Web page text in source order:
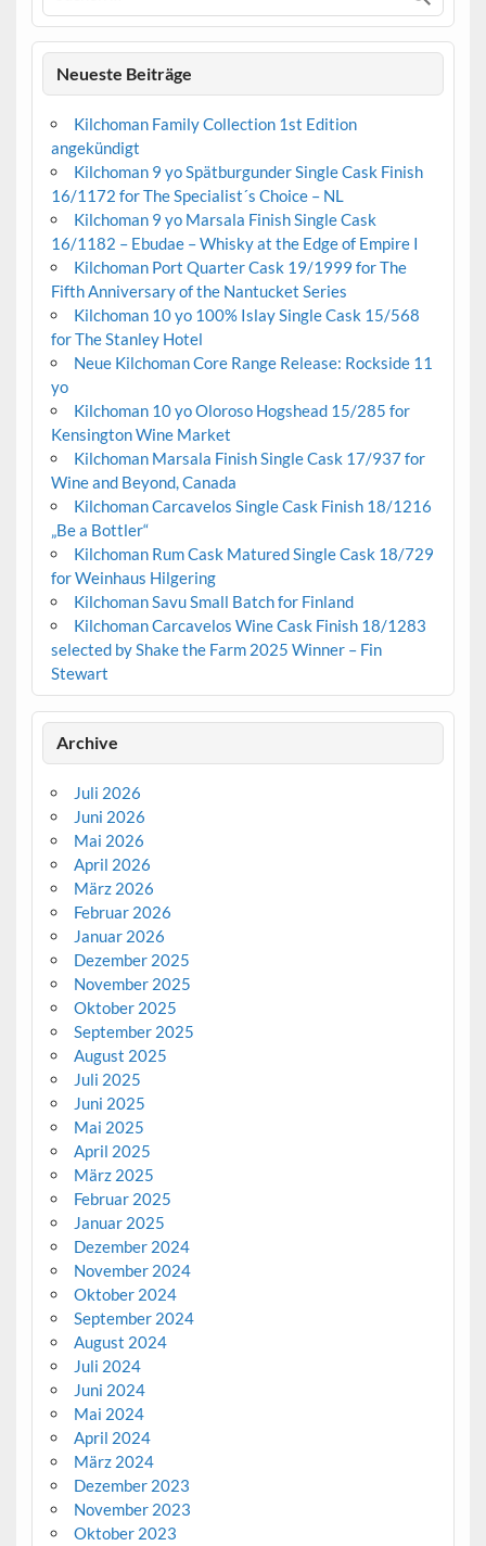
Neueste Beiträge
Kilchoman Family Collection 1st Edition
angekündigt
Kilchoman 9 yo Spätburgunder Single Cask Finish
16/1172 for The Specialist´s Choice – NL
Kilchoman 9 yo Marsala Finish Single Cask
16/1182 – Ebudae – Whisky at the Edge of Empire I
Kilchoman Port Quarter Cask 19/1999 for The
Fifth Anniversary of the Nantucket Series
Kilchoman 10 yo 100% Islay Single Cask 15/568
for The Stanley Hotel
Neue Kilchoman Core Range Release: Rockside 11
yo
Kilchoman 10 yo Oloroso Hogshead 15/285 for
Kensington Wine Market
Kilchoman Marsala Finish Single Cask 17/937 for
Wine and Beyond, Canada
Kilchoman Carcavelos Single Cask Finish 18/1216
„Be a Bottler“
Kilchoman Rum Cask Matured Single Cask 18/729
for Weinhaus Hilgering
Kilchoman Savu Small Batch for Finland
Kilchoman Carcavelos Wine Cask Finish 18/1283
selected by Shake the Farm 2025 Winner – Fin
Stewart
Archive
Juli 2026
Juni 2026
Mai 2026
April 2026
März 2026
Februar 2026
Januar 2026
Dezember 2025
November 2025
Oktober 2025
September 2025
August 2025
Juli 2025
Juni 2025
Mai 2025
April 2025
März 2025
Februar 2025
Januar 2025
Dezember 2024
November 2024
Oktober 2024
September 2024
August 2024
Juli 2024
Juni 2024
Mai 2024
April 2024
März 2024
Dezember 2023
November 2023
Oktober 2023